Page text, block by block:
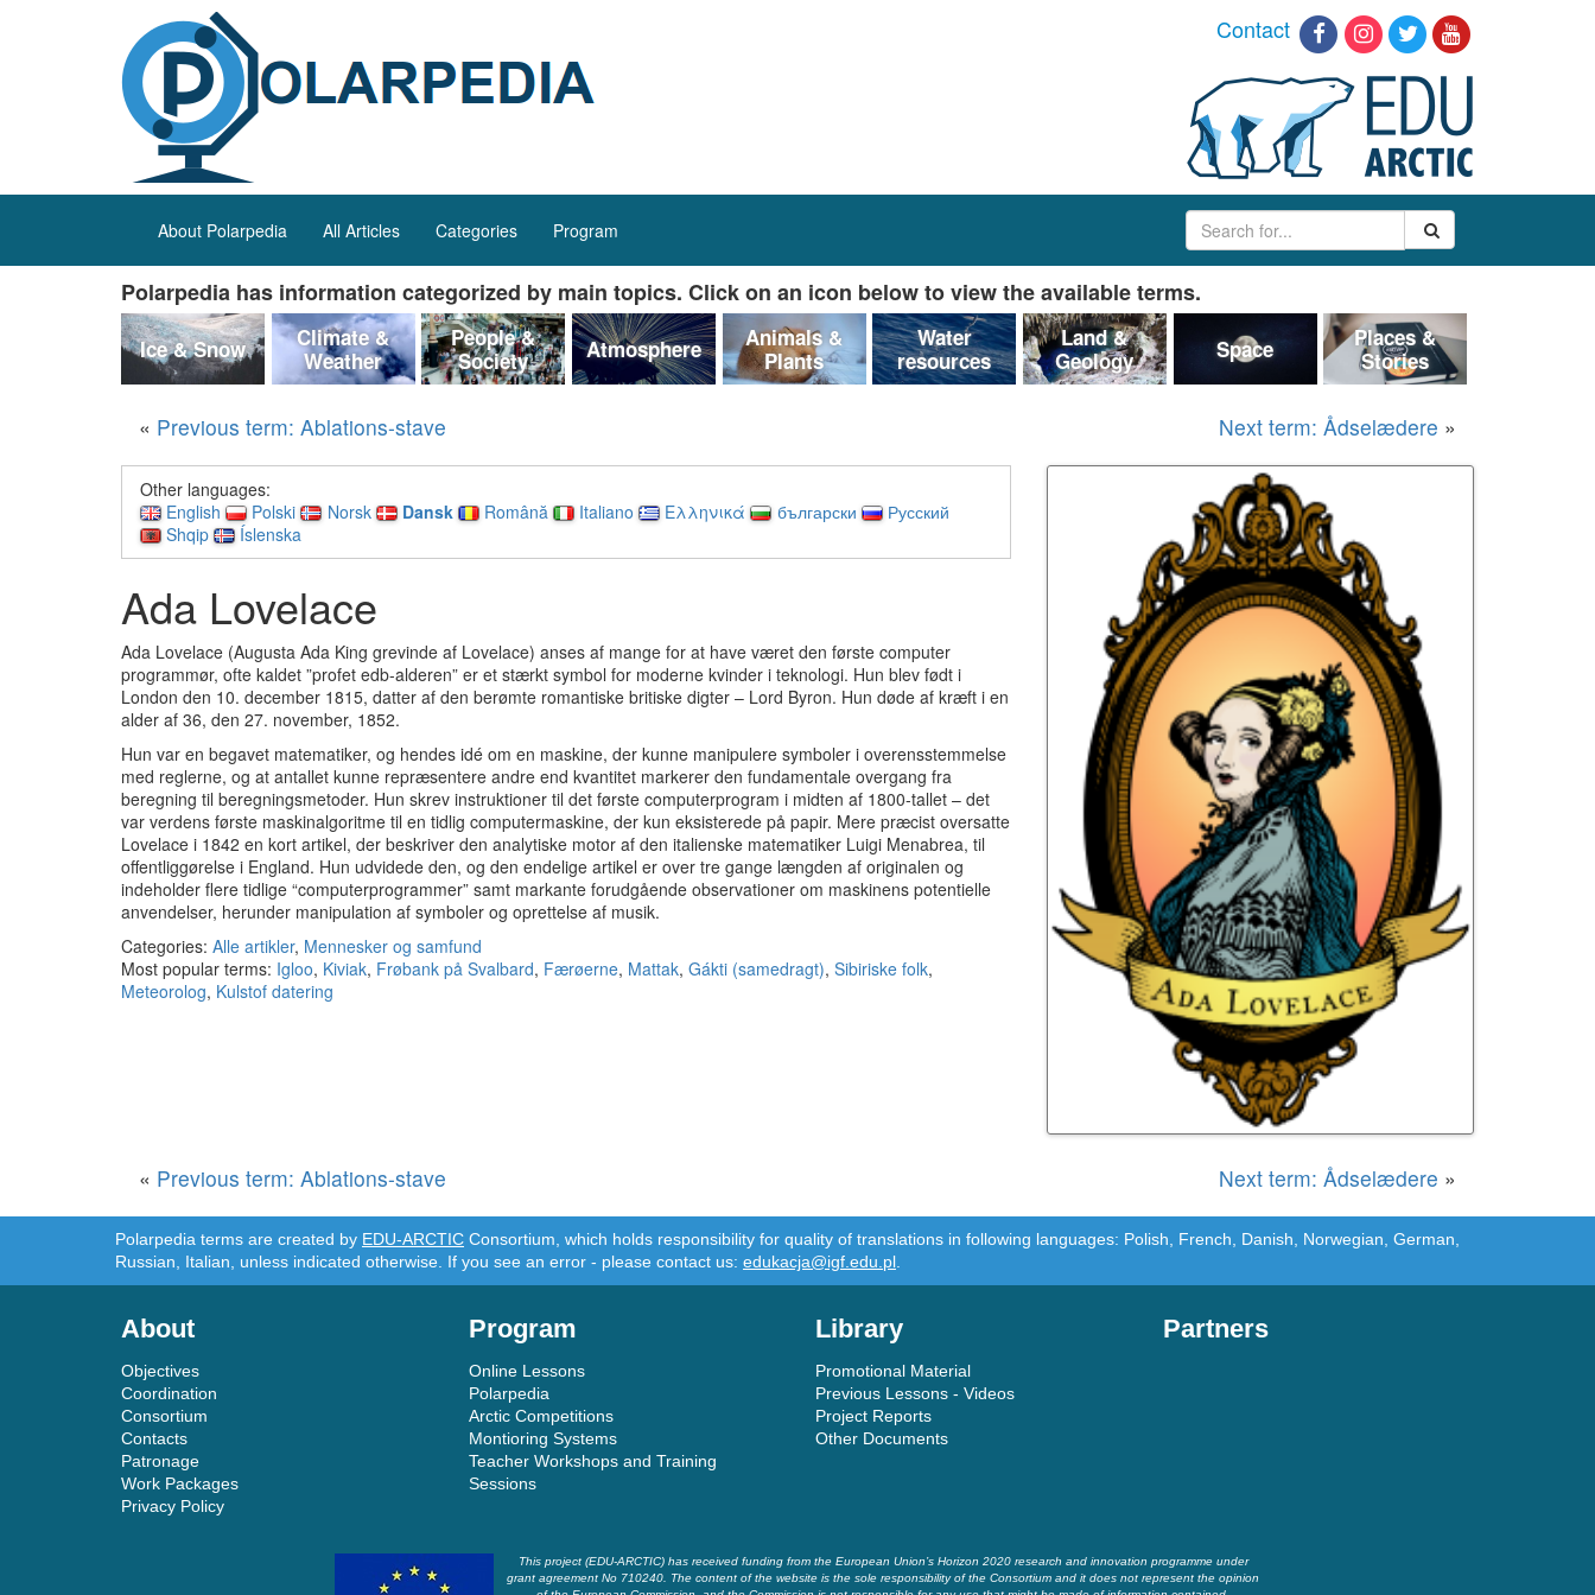
Contact
About Polarpedia All Articles Categories Program
Polarpedia has information categorized by main topics. Click on an icon below to view the available terms.
Ice & Snow
Climate &
Weather
People &
Society
Atmosphere
Animals &
Plants
Water
resources
Land &
Geology
Space
Places &
Stories
« Previous term: Ablations-stave Next term: Ådselædere »
Other languages:
English
Polski Norsk Dansk Română Italiano Ελληνικά български
Русский
Shqip
Íslenska
Ada Lovelace
Ada Lovelace (Augusta Ada King grevinde af Lovelace) anses af mange for at have været den første computer
programmør, ofte kaldet ”profet edb-alderen” er et stærkt symbol for moderne kvinder i teknologi. Hun blev født i
London den 10. december 1815, datter af den berømte romantiske britiske digter – Lord Byron. Hun døde af kræft i en
alder af 36, den 27. november, 1852.
Hun var en begavet matematiker, og hendes idé om en maskine, der kunne manipulere symboler i overensstemmelse
med reglerne, og at antallet kunne repræsentere andre end kvantitet markerer den fundamentale overgang fra
beregning til beregningsmetoder. Hun skrev instruktioner til det første computerprogram i midten af 1800-tallet – det
var verdens første maskinalgoritme til en tidlig computermaskine, der kun eksisterede på papir. Mere præcist oversatte
Lovelace i 1842 en kort artikel, der beskriver den analytiske motor af den italienske matematiker Luigi Menabrea, til
offentliggørelse i England. Hun udvidede den, og den endelige artikel er over tre gange længden af originalen og
indeholder flere tidlige “computerprogrammer” samt markante forudgående observationer om maskinens potentielle
anvendelser, herunder manipulation af symboler og oprettelse af musik.
Categories: Alle artikler, Mennesker og samfund
Most popular terms: Igloo, Kiviak, Frøbank på Svalbard, Færøerne, Mattak, Gákti (samedragt), Sibiriske folk,
Meteorolog, Kulstof datering
« Previous term: Ablations-stave Next term: Ådselædere »
Polarpedia terms are created by EDU-ARCTIC Consortium, which holds responsibility for quality of translations in following languages: Polish, French, Danish, Norwegian, German,
Russian, Italian, unless indicated otherwise. If you see an error - please contact us: edukacja@igf.edu.pl
About
Objectives
Coordination
Consortium
Contacts
Patronage
Work Packages
Privacy Policy
Program
Online Lessons
Polarpedia
Arctic Competitions
Montioring Systems
Teacher Workshops and Training
Sessions
Library
Promotional Material
Previous Lessons - Videos
Project Reports
Other Documents
Partners
This project (EDU-ARCTIC) has received funding from the European Union’s Horizon 2020 research and innovation programme under
grant agreement No 710240. The content of the website is the sole responsibility of the Consortium and it does not represent the opinion